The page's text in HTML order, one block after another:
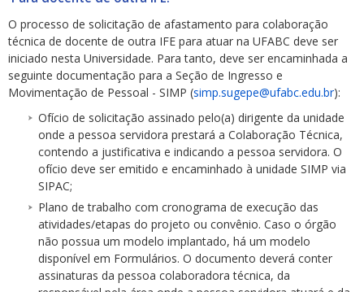
O processo de solicitação de afastamento para colaboração
técnica de docente de outra IFE para atuar na UFABC deve ser
iniciado nesta Universidade. Para tanto, deve ser encaminhada a
seguinte documentação para a Seção de Ingresso e
Movimentação de Pessoal - SIMP (simp.sugepe@ufabc.edu.br):
Ofício de solicitação assinado pelo(a) dirigente da unidade
onde a pessoa servidora prestará a Colaboração Técnica,
contendo a justificativa e indicando a pessoa servidora. O
ofício deve ser emitido e encaminhado à unidade SIMP via
SIPAC;
Plano de trabalho com cronograma de execução das
atividades/etapas do projeto ou convênio. Caso o órgão
não possua um modelo implantado, há um modelo
disponível em Formulários. O documento deverá conter
assinaturas da pessoa colaboradora técnica, da